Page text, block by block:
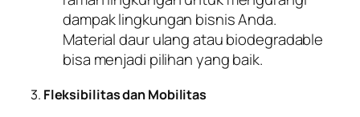
dampak lingkungan bisnis Anda.
Material daur ulang atau biodegradable
bisa menjadi pilihan yang baik.
3. Fleksibilitas dan Mobilitas